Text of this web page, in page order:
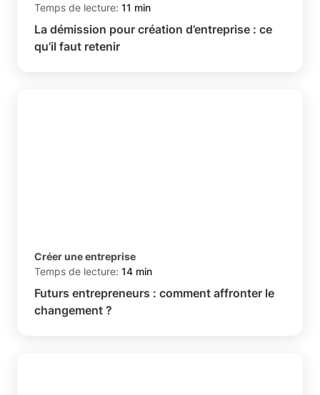
Temps de lecture: 11 min
La démission pour création d’entreprise : ce
qu’il faut retenir
Créer une entreprise
Temps de lecture: 14 min
Futurs entrepreneurs : comment affronter le
changement ?